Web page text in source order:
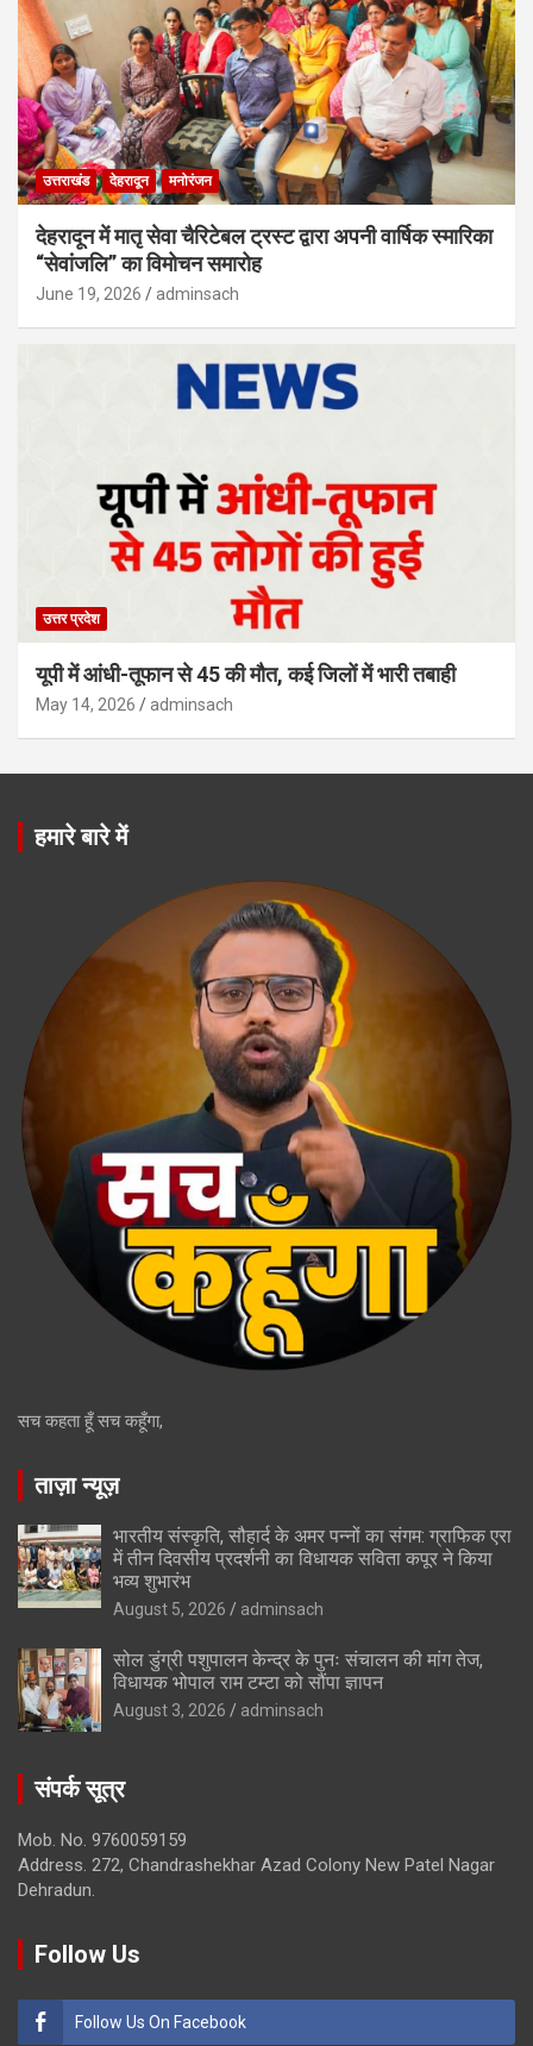
उत्तराखंड देहरादून मनोरंजन
देहरादून में मातृ सेवा चैरिटेबल ट्रस्ट द्वारा अपनी वार्षिक स्मारिका
“सेवांजलि” का विमोचन समारोह
June 19, 2026 adminsach
उत्तर प्रदेश
यूपी में आंधी-तूफान से 45 की मौत, कई जिलों में भारी तबाही
May 14, 2026 adminsach
हमारे बारे में
सच कहता हूँ सच कहूँगा,
ताज़ा न्यूज़
भारतीय संस्कृति, सौहार्द के अमर पन्नों का संगम: ग्राफिक एरा
में तीन दिवसीय प्रदर्शनी का विधायक सविता कपूर ने किया
भव्य शुभारंभ
August 5, 2026 adminsach
सोल डुंग्री पशुपालन केन्द्र के पुनः संचालन की मांग तेज,
विधायक भोपाल राम टम्टा को सौंपा ज्ञापन
August 3, 2026 adminsach
संपर्क सूत्र
Mob. No. 9760059159
Address. 272, Chandrashekhar Azad Colony New Patel Nagar
Dehradun.
Follow Us
Follow Us On Facebook